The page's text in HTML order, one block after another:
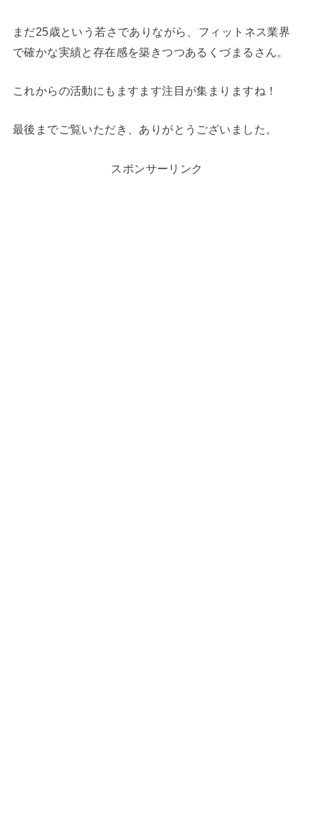
まだ25歳という若さでありながら、フィットネス業界
で確かな実績と存在感を築きつつあるくづまるさん。
これからの活動にもますます注目が集まりますね！
最後までご覧いただき、ありがとうございました。
スポンサーリンク